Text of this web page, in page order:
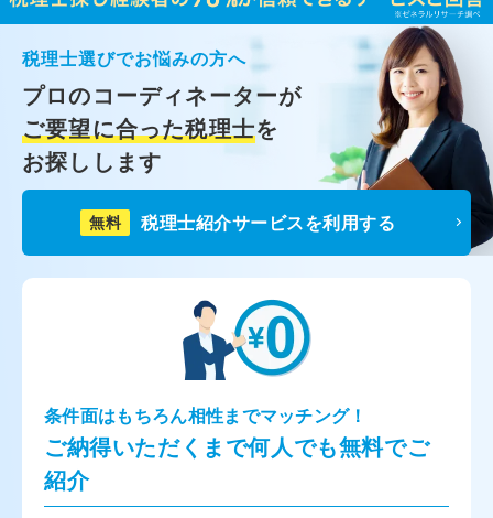
税理士選びでお悩みの方へ
プロのコーディネーターが
ご要望に合った税理士を
お探しします
無料 税理士紹介サービスを利用する
条件面はもちろん相性までマッチング！
ご納得いただくまで何人でも無料でご
紹介